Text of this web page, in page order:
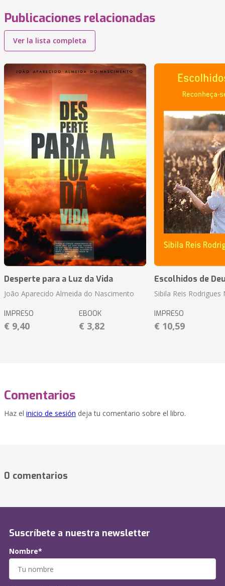
Publicaciones relacionadas
Ver la lista completa
Desperte para a Luz da Vida
João Aparecido Almeida do Nascimento
IMPRESO
€ 9,40
EBOOK
€ 3,82
Escolhidos de
Sibila Reis
IMPRESO
€ 10,59
Comentarios
Haz el inicio de sesión deja tu comentario sobre el libro.
0 comentarios
Suscríbete a nuestra newsletter
Nombre*